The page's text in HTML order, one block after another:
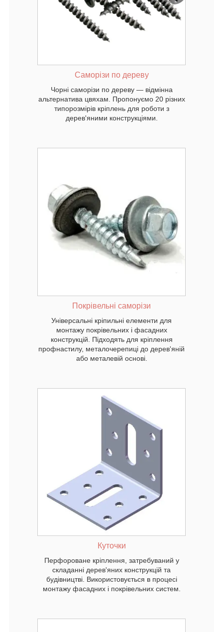
Саморізи по дереву
Чорні саморізи по дереву — відмінна
альтернатива цвяхам. Пропонуємо 20 різних
типорозмірів кріплень для роботи з
дерев'яними конструкціями.
Покрівельні саморізи
Універсальні кріпильні елементи для
монтажу покрівельних і фасадних
конструкцій. Підходять для кріплення
профнастилу, металочерепиці до дерев'яній
або металевій основі.
Куточки
Перфороване кріплення, затребуваний у
складанні дерев'яних конструкцій та
будівництві. Використовується в процесі
монтажу фасадних і покрівельних систем.